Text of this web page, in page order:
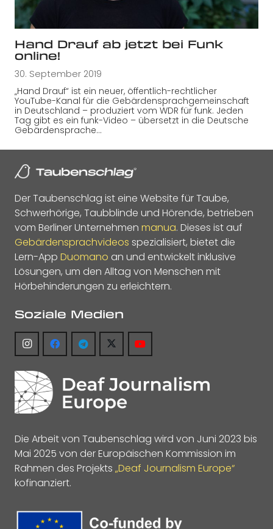
Hand Drauf ab jetzt bei Funk
online!
30. September 2019
„Hand Drauf“ ist ein neuer, öffentlich-rechtlicher
YouTube-Kanal für die Gebärdensprachgemeinschaft
in Deutschland – produziert vom WDR für funk. Jeden
Tag gibt es ein funk-Video – übersetzt in die Deutsche
Gebärdensprache…
Der Taubenschlag ist eine Website für Taube,
Schwerhörige, Taubblinde und Hörende, betrieben
vom Berliner Unternehmen manua. Dieses ist auf
Gebärdensprachvideos spezialisiert, bietet die
Lern-App Duomano an und entwickelt inklusive
Lösungen, um den Alltag von Menschen mit
Hörbehinderungen zu erleichtern.
Soziale Medien
Die Arbeit von Taubenschlag wird von Juni 2023 bis
Mai 2025 von der Europäischen Kommission im
Rahmen des Projekts „Deaf Journalism Europe“
kofinanziert.